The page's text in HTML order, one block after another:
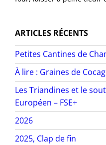
ARTICLES RÉCENTS
Petites Cantines de
À lire : Graines de
Les Triandines et le
Européen – FSE+
2026
2025, Clap de fin